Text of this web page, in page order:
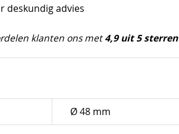
deskundig advies
klanten ons met4,9 uit 5 sterren
Ø 48 mm